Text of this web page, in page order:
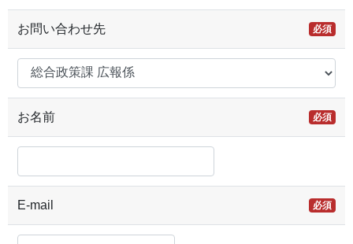
お問い合わせ先 必須
お名前 必須
E-mail 必須